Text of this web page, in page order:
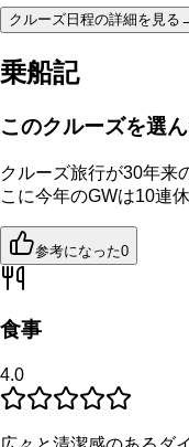
クルーズ日程の詳細を見る
乗船記
このクルーズを選
クルーズ旅行が30年来
こに今年のGWは10連
参考になった0
食事
4.0